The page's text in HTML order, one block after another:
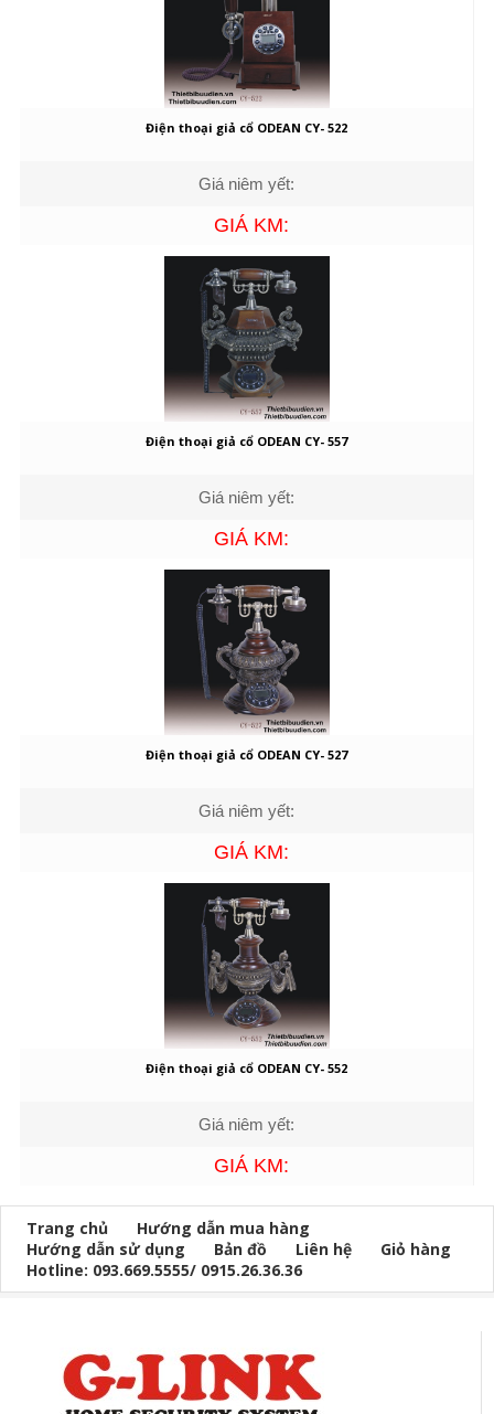
Điện thoại giả cổ ODEAN CY- 522
Giá niêm yết:
GIÁ KM:
Điện thoại giả cổ ODEAN CY- 557
Giá niêm yết:
GIÁ KM:
Điện thoại giả cổ ODEAN CY- 527
Giá niêm yết:
GIÁ KM:
Điện thoại giả cổ ODEAN CY- 552
Giá niêm yết:
GIÁ KM:
Trang chủ
Hướng dẫn mua hàng
Hướng dẫn sử dụng
Bản đồ Liên hệ
Giỏ hàng
Hotline: 093.669.5555/ 0915.26.36.36